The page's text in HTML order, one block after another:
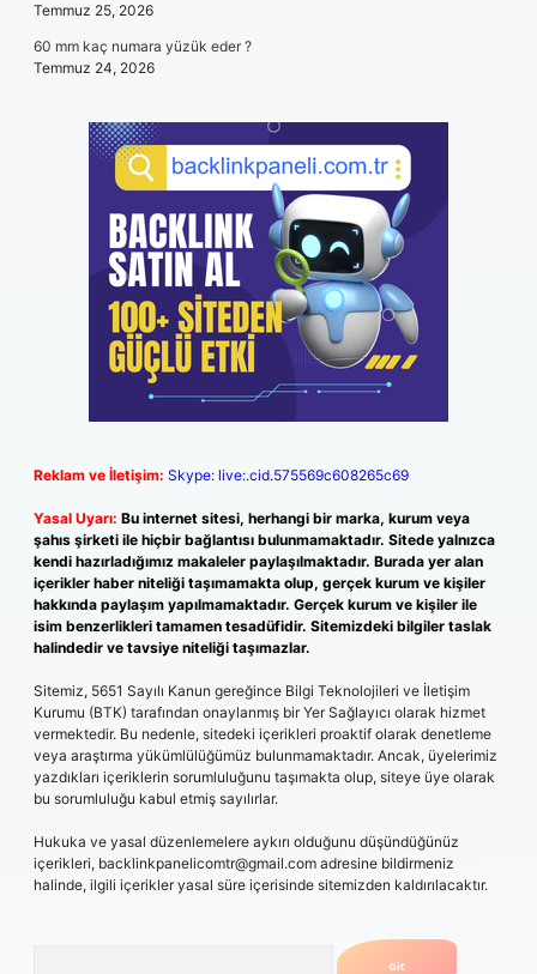
Temmuz 25, 2026
60 mm kaç numara yüzük eder ?
Temmuz 24, 2026
Reklam ve İletişim: Skype: live:.cid.575569c608265c69
Yasal Uyarı: Bu internet sitesi, herhangi bir marka, kurum veya
şahıs şirketi ile hiçbir bağlantısı bulunmamaktadır. Sitede yalnızca
kendi hazırladığımız makaleler paylaşılmaktadır. Burada yer alan
içerikler haber niteliği taşımamakta olup, gerçek kurum ve kişiler
hakkında paylaşım yapılmamaktadır. Gerçek kurum ve kişiler ile
isim benzerlikleri tamamen tesadüfidir. Sitemizdeki bilgiler taslak
halindedir ve tavsiye niteliği taşımazlar.
Sitemiz, 5651 Sayılı Kanun gereğince Bilgi Teknolojileri ve İletişim
Kurumu (BTK) tarafından onaylanmış bir Yer Sağlayıcı olarak hizmet
vermektedir. Bu nedenle, sitedeki içerikleri proaktif olarak denetleme
veya araştırma yükümlülüğümüz bulunmamaktadır. Ancak, üyelerimiz
yazdıkları içeriklerin sorumluluğunu taşımakta olup, siteye üye olarak
bu sorumluluğu kabul etmiş sayılırlar.
Hukuka ve yasal düzenlemelere aykırı olduğunu düşündüğünüz
içerikleri, backlinkpanelicomtr@gmail.com adresine bildirmeniz
halinde, ilgili içerikler yasal süre içerisinde sitemizden kaldırılacaktır.